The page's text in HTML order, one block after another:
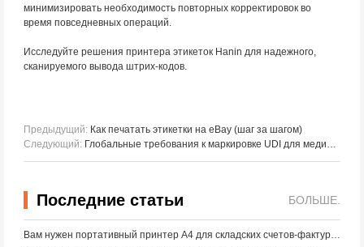
минимизировать необходимость повторных корректировок во
время повседневных операций.
Исследуйте решения принтера этикеток Hanin для надежного,
сканируемого вывода штрих-кодов.
Предыдущий: Как печатать этикетки на eBay (шаг за шагом)
Следующий: Глобальные требования к маркировке UDI для медицинских изделий: FDA против EU MDR против NMPA
Последние статьи БОЛЬШЕ.